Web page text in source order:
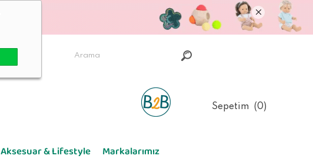
Sepetim 0
Aksesuar & Lifestyle Markalarımız